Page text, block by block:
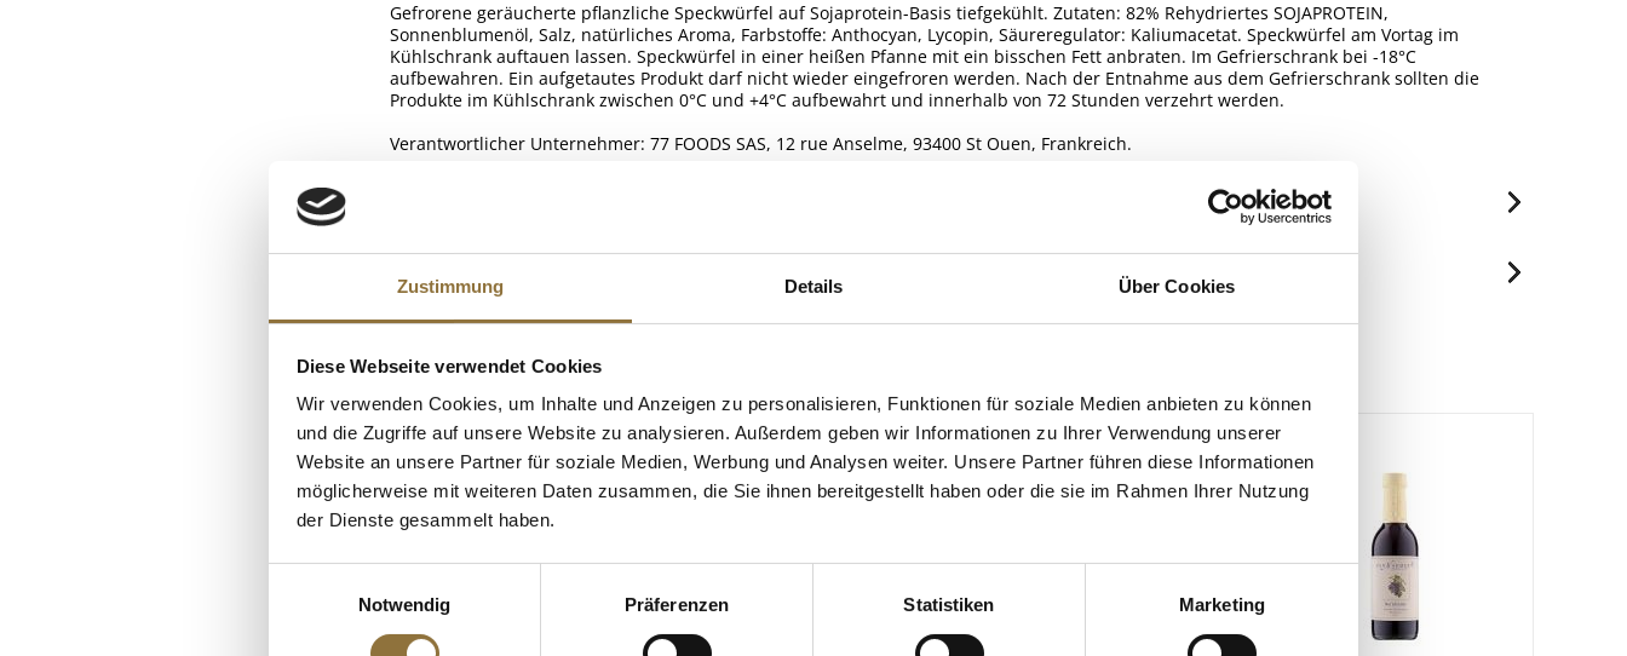
Zustimmung Details Über Cookies
Diese Webseite verwendet Cookies
Wir verwenden Cookies, um Inhalte und Anzeigen zu personalisieren, Funktionen für soziale Medien anbieten zu können
und die Zugriffe auf unsere Website zu analysieren. Außerdem geben wir Informationen zu Ihrer Verwendung unserer
Website an unsere Partner für soziale Medien, Werbung und Analysen weiter. Unsere Partner führen diese Informationen
möglicherweise mit weiteren Daten zusammen, die Sie ihnen bereitgestellt haben oder die sie im Rahmen Ihrer Nutzung
der Dienste gesammelt haben.
Notwendig
Präferenzen Statistiken Marketing
Gefrorene geräucherte pflanzliche Speckwürfel auf Sojaprotein-Basis tiefgekühlt. Zutaten: 82% Rehydriertes SOJAPROTEIN,
Sonnenblumenöl, Salz, natürliches Aroma, Farbstoffe: Anthocyan, Lycopin, Säureregulator: Kaliumacetat. Speckwürfel am Vortag im
Kühlschrank auftauen lassen. Speckwürfel in einer heißen Pfanne mit ein bisschen Fett anbraten. Im Gefrierschrank bei -18°C
aufbewahren. Ein aufgetautes Produkt darf nicht wieder eingefroren werden. Nach der Entnahme aus dem Gefrierschrank sollten die
Produkte im Kühlschrank zwischen 0°C und +4°C aufbewahrt und innerhalb von 72 Stunden verzehrt werden.
Verantwortlicher Unternehmer: 77 FOODS SAS, 12 rue Anselme, 93400 St Ouen, Frankreich.
Brennwert
854 kJ/205 kcal
Fett
davon gesättigte Fettsäuren
Kohlenhydrate
davon Zucker
Eiweiß
Salz
ALLERGENE
Allergene
Glutenhaltige Getreide
Sojabohnen
KUNDEN KAUFTEN AUCH